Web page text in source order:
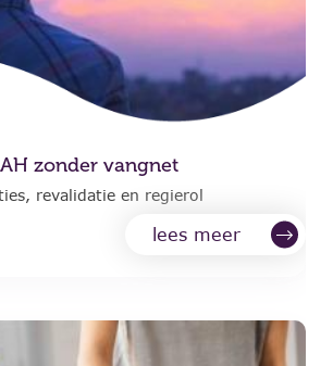
zonder vangnet
revalidatie en regierol
lees meer